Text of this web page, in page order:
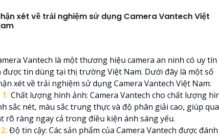
xét về trải nghiệm sử dụng Camera Vantech Việt
Vantech là một thương hiệu camera an ninh có uy tín
được tin dùng tại thị trường Việt Nam. Dưới đây là một số
xét về trải nghiệm sử dụng Camera Vantech Việt Nam:
1: Chất lượng hình ảnh: Camera Vantech cho chất lượng
sắc nét, màu sắc trung thực và độ phân giải cao, giúp
rõ ràng ngay cả trong điều kiện ánh sáng yếu.
2: Độ tin cậy: Các sản phẩm của Camera Vantech được đánh